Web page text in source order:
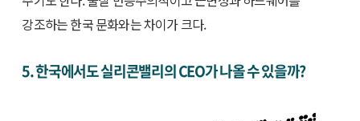
강조하는 한국 문화와는 차이가 크다.
5. 한국에서도 실리콘밸리의 CEO가 나올 수 있을까?